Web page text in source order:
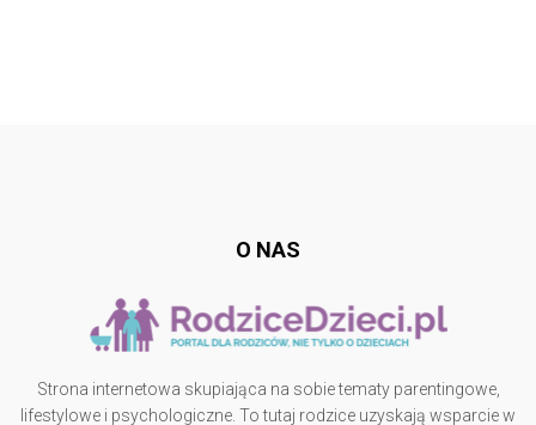
O NAS
Strona internetowa skupiająca na sobie tematy parentingowe,
lifestylowe i psychologiczne. To tutaj rodzice uzyskają wsparcie w